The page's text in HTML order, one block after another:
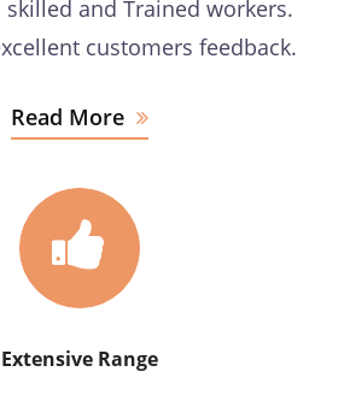
and Trained workers.
customers feedback.
Read More
Extensive Range